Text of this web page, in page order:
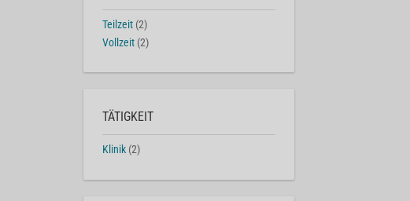
Teilzeit (2)
Vollzeit (2)
TÄTIGKEIT
Klinik (2)